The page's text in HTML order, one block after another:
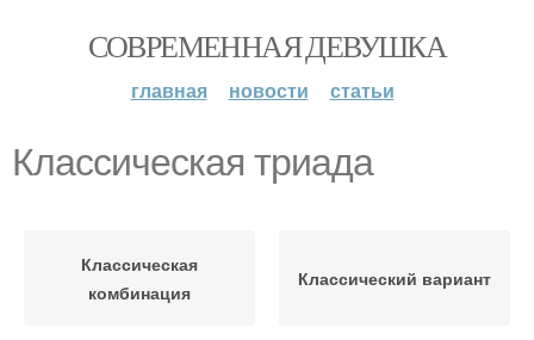
СОВРЕМЕННАЯ ДЕВУШКА
главная новости статьи
Классическая триада
Классическая
комбинация
Классический вариант